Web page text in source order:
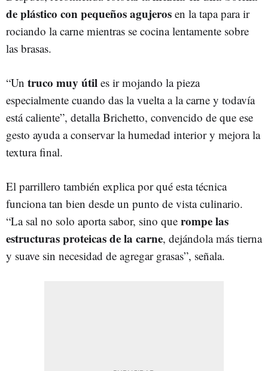
de plástico con pequeños agujeros en la tapa para ir
rociando la carne mientras se cocina lentamente sobre
las brasas.
“Un truco muy útil es ir mojando la pieza
especialmente cuando das la vuelta a la carne y todavía
está caliente”, detalla Brichetto, convencido de que ese
gesto ayuda a conservar la humedad interior y mejora la
textura final.
El parrillero también explica por qué esta técnica
funciona tan bien desde un punto de vista culinario.
“La sal no solo aporta sabor, sino que rompe las
estructuras proteicas de la carne, dejándola más tierna
y suave sin necesidad de agregar grasas”, señala.